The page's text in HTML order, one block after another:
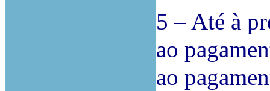
5 – Até à
ao
ao